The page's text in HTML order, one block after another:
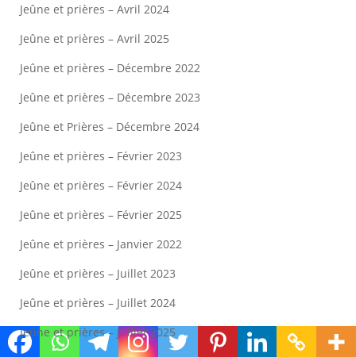
Jeûne et prières – Avril 2024
Jeûne et prières – Avril 2025
Jeûne et prières – Décembre 2022
Jeûne et prières – Décembre 2023
Jeûne et Prières – Décembre 2024
Jeûne et prières – Février 2023
Jeûne et prières – Février 2024
Jeûne et prières – Février 2025
Jeûne et prières – Janvier 2022
Jeûne et prières – Juillet 2023
Jeûne et prières – Juillet 2024
Jeûne et prières – Juillet 2025